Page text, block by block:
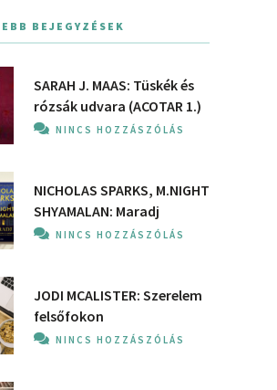
BEJEGYZÉSEK
SARAH J. MAAS: Tüskék és
rózsák udvara (ACOTAR 1.)
NINCS HOZZÁSZÓLÁS
NICHOLAS SPARKS, M.NIGHT
SHYAMALAN: Maradj
NINCS HOZZÁSZÓLÁS
JODI MCALISTER: Szerelem
felsőfokon
NINCS HOZZÁSZÓLÁS